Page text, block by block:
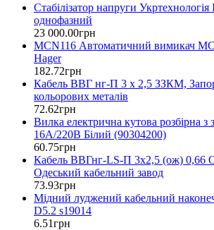
Стабілізатор напруги
однофазний
23 000.00грн
MCN116 Автоматичний вимикач
Hager
182.72грн
Кабель ВВГ нг-П 3 х 2,5 ЗЗКМ,
кольорових металів
72.62грн
Вилка електрична кутова розбірна
16А/220В Білий (90304200)
60.75грн
Кабель ВВГнг-LS-П 3х2,5 (ож) 0,66
Одеський кабельний завод
73.93грн
Мідний луджений кабельний
D5.2 s19014
6.51грн